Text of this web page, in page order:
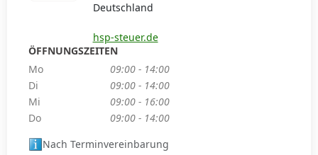
Deutschland
hsp-steuer.de
ÖFFNUNGSZEITEN
Mo
09:00 - 14:00
Di
09:00 - 14:00
Mi
09:00 - 16:00
Do
09:00 - 14:00
Nach Terminvereinbarung